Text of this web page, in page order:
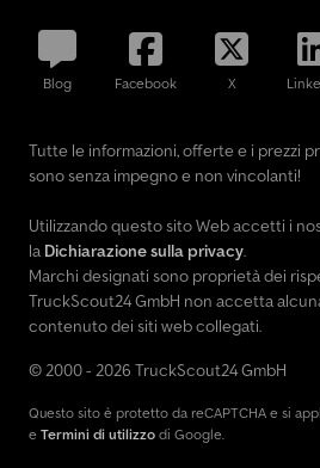
Blog Facebook X
Tutte le informazioni, offerte e i prezzi
sono senza impegno e non vincolanti!
Utilizzando questo sito Web accetti i
la Dichiarazione sulla privacy.
Marchi designati sono proprietà dei
TruckScout24 GmbH non accetta
contenuto dei siti web collegati.
© 2000 - 2026 TruckScout24 GmbH
Questo sito è protetto da reCAPTCHA e si
e Termini di utilizzo di Google.